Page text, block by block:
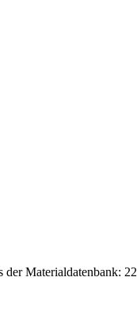
Materialdatenbank: 22